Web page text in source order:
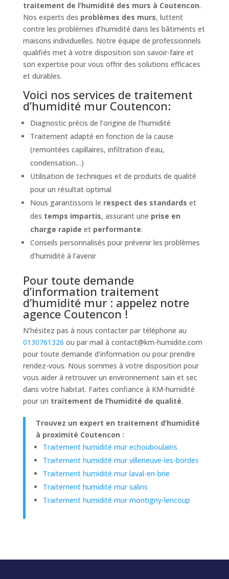
traitement de l’humidité des murs à Coutencon.
Nos experts des problèmes des murs, luttent
contre les problèmes d’humidité dans les bâtiments et
maisons individuelles. Notre équipe de professionnels
qualifiés met à votre disposition son savoir-faire et
son expertise pour vous offrir des solutions efficaces
et durables.
Voici nos services de traitement
d’humidité mur Coutencon:
Diagnostic précis de l’origine de l’humidité
Traitement adapté en fonction de la cause
(remontées capillaires, infiltration d’eau,
condensation…)
Utilisation de techniques et de produits de qualité
pour un résultat optimal
Nous garantissons le respect des standards et
des temps impartis, assurant une prise en
charge rapide et performante.
Conseils personnalisés pour prévenir les problèmes
d’humidité à l’avenir
Pour toute demande
d’information traitement
d’humidité mur : appelez notre
agence Coutencon !
N’hésitez pas à nous contacter par téléphone au
0130761326 ou par mail à contact@km-humidite.com
pour toute demande d’information ou pour prendre
rendez-vous. Nous sommes à votre disposition pour
vous aider à retrouver un environnement sain et sec
dans votre habitat. Faites confiance à KM-humidité
pour un traitement de l’humidité de qualité.
Trouvez un expert en traitement d’humidité
à proximité Coutencon :
Traitement humidité mur echouboulains
Traitement humidité mur villeneuve-les-bordes
Traitement humidité mur laval-en-brie
Traitement humidité mur salins
Traitement humidité mur montigny-lencoup